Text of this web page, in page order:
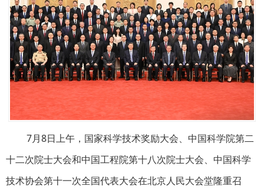
7月8日上午，国家科学技术奖励大会、中国科学院第二
十二次院士大会和中国工程院第十八次院士大会、中国科学
技术协会第十一次全国代表大会在北京人民大会堂隆重召